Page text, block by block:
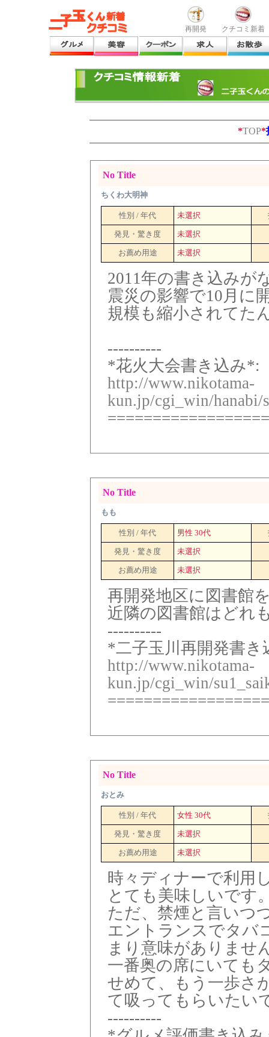
再開発 クチコミ新着
*TOP*
No Title
ちくわ大明神
性別 / 年代 未選択
発見・驚き度 未選択
お薦め用途 未選択
2011年の書き込みが
震災の影響で10月に
規模も縮小されてた
----------
*花火大会書き込み*:
http://www.nikotama-
kun.jp/cgi_win/hanabi/
No Title
もも
性別 / 年代 男性 30代
発見・驚き度 未選択
お薦め用途 未選択
再開発地区に図書館
近隣の図書館はどれ
----------
*二子玉川再開発書き
http://www.nikotama-
kun.jp/cgi_win/
No Title
おとみ
性別 / 年代 女性 30代
発見・驚き度 未選択
お薦め用途 未選択
時々ディナーで利用
とても美味しいです
ただ、禁煙と言いつ
エントランスでタバ
まり意味がありませ
一番奥の席にいても
せめて、もう一歩さ
て吸ってもらいたい
----------